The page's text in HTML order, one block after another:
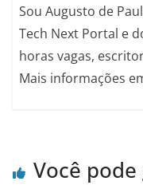
Sou Augusto de
Tech Next Portal e
horas vagas,
Mais informações
Você